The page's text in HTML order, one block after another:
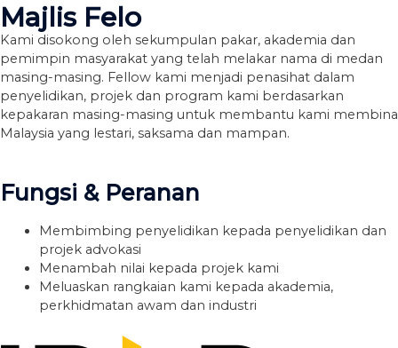
Majlis Felo
Kami disokong oleh sekumpulan pakar, akademia dan
pemimpin masyarakat yang telah melakar nama di medan
masing-masing. Fellow kami menjadi penasihat dalam
penyelidikan, projek dan program kami berdasarkan
kepakaran masing-masing untuk membantu kami membina
Malaysia yang lestari, saksama dan mampan.
Fungsi & Peranan
Membimbing penyelidikan kepada penyelidikan dan
projek advokasi
Menambah nilai kepada projek kami
Meluaskan rangkaian kami kepada akademia,
perkhidmatan awam dan industri